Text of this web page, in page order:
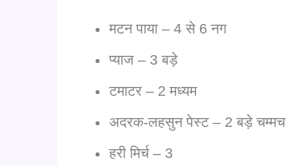
मटन पाया – 4 से 6 नग
प्याज – 3 बड़े
टमाटर – 2 मध्यम
अदरक-लहसुन पेस्ट – 2 बड़े चम्मच
हरी मिर्च – 3